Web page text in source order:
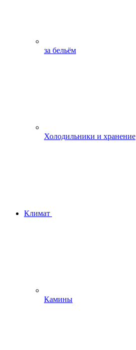
за бельём
Холодильники и хранение
Климат
Камины